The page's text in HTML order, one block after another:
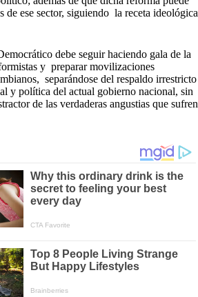
de ese sector, siguiendo la receta ideológica
debe seguir haciendo gala de la
y preparar movilizaciones
separándose del respaldo irrestricto
y política del actual gobierno nacional, sin
de las verdaderas angustias que sufren